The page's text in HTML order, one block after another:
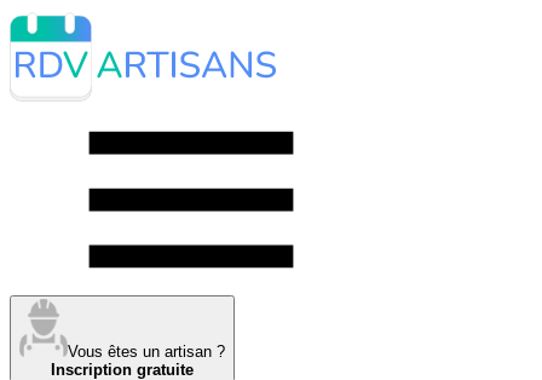
Vous êtes un artisan ?
Inscription gratuite